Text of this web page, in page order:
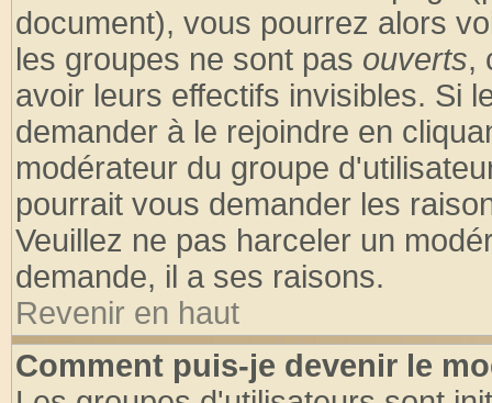
document), vous pourrez alors
les groupes ne sont pas ouverts,
avoir leurs effectifs invisibles. Si
demander à le rejoindre en
modérateur du groupe
pourrait vous demander les
Veuillez ne pas harceler un
demande, il a ses raisons.
Revenir en haut
Comment puis-je devenir le